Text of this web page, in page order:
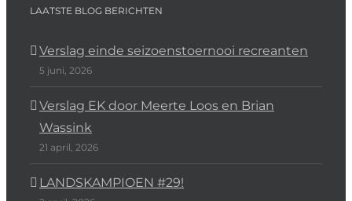
LAATSTE BLOG BERICHTEN
Verslag einde seizoenstoernooi recreanten
5 juni, 2026
Verslag EK door Meerte Loos en Brian
Wassink
21 april, 2026
LANDSKAMPIOEN #29!